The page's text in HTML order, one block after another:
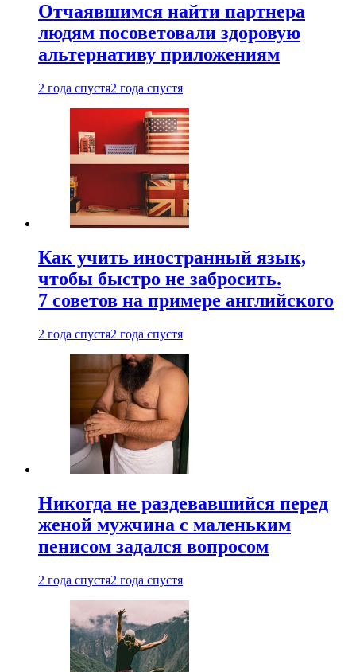
Отчаявшимся найти партнера
людям посоветовали здоровую
альтернативу приложениям
2 года спустя2 года спустя
Как учить иностранный язык,
чтобы быстро не забросить.
7 советов на примере английского
2 года спустя2 года спустя
Никогда не раздевавшийся перед
женой мужчина с маленьким
пенисом задался вопросом
2 года спустя2 года спустя